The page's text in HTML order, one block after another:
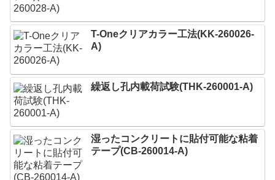
T-Oneクリアカラー工法(KK-260026-
A)
繰返し孔内載荷試験(THK-260001-A)
湿ったコンクリートに貼付可能な粘着
テープ(CB-260014-A)